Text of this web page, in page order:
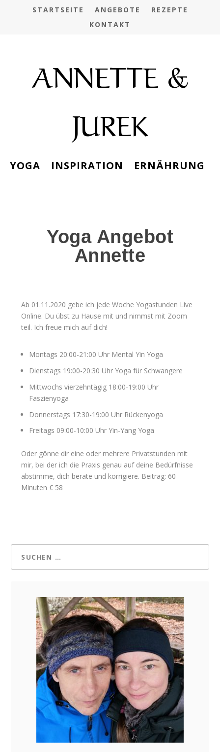
STARTSEITE ANGEBOTE
REZEPTE
KONTAKT
ANNETTE &
JUREK
YOGA INSPIRATION ERNÄHRUNG
Yoga Angebot
Annette
Ab 01.11.2020 gebe ich jede Woche Yogastunden Live
Online. Du übst zu Hause mit und nimmst mit Zoom
teil. Ich freue mich auf dich!
Montags 20:00-21:00 Uhr Mental Yin Yoga
Dienstags 19:00-20:30 Uhr Yoga für Schwangere
Mittwochs vierzehntägig 18:00-19:00 Uhr
Faszienyoga
Donnerstags 17:30-19:00 Uhr Rückenyoga
Freitags 09:00-10:00 Uhr Yin-Yang Yoga
Oder gönne dir eine oder mehrere Privatstunden mit
mir, bei der ich die Praxis genau auf deine Bedürfnisse
abstimme, dich berate und korrigiere. Beitrag: 60
Minuten € 58